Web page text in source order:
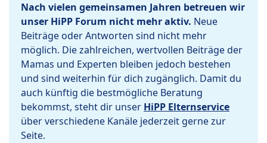
Nach vielen gemeinsamen Jahren betreuen wir
unser HiPP Forum nicht mehr aktiv. Neue
Beiträge oder Antworten sind nicht mehr
möglich. Die zahlreichen, wertvollen Beiträge der
Mamas und Experten bleiben jedoch bestehen
und sind weiterhin für dich zugänglich. Damit du
auch künftig die bestmögliche Beratung
bekommst, steht dir unser HiPP Elternservice
über verschiedene Kanäle jederzeit gerne zur
Seite.